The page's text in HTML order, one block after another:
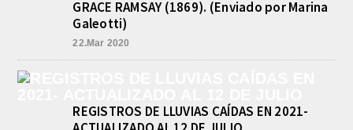
GRACE RAMSAY (1869). (Enviado por Marina
Galeotti)
22.Mar 2020
REGISTROS DE LLUVIAS CAÍDAS EN 2021-